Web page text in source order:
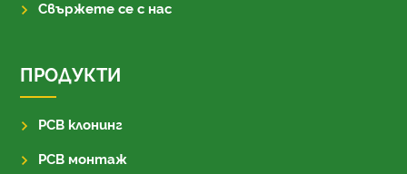
Свържете се с нас
ПРОДУКТИ
PCB клонинг
PCB монтаж